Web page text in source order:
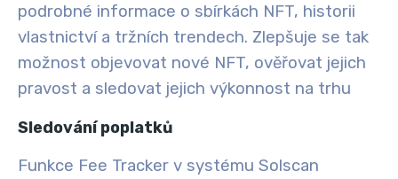
podrobné informace o sbírkách NFT, historii
vlastnictví a tržních trendech. Zlepšuje se tak
možnost objevovat nové NFT, ověřovat jejich
pravost a sledovat jejich výkonnost na trhu
Sledování poplatků
Funkce Fee Tracker v systému Solscan